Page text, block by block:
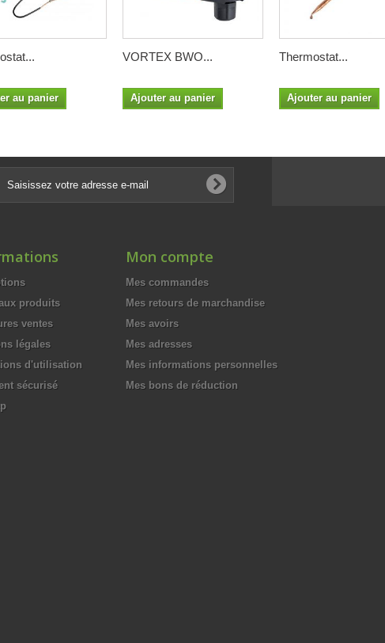
au panier
VORTEX BWO...
Ajouter au panier
Thermostat...
Ajouter au panier
produits
ventes
légales
d'utilisation
sécurisé
Mon compte
Mes commandes
Mes retours de marchandise
Mes avoirs
Mes adresses
Mes informations personnelles
Mes bons de réduction